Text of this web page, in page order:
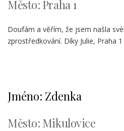
Město: Praha 1
Doufám a věřím, že jsem našla
zprostředkování. Díky Julie, Praha 1
Jméno: Zdenka
Město: Mikulovice